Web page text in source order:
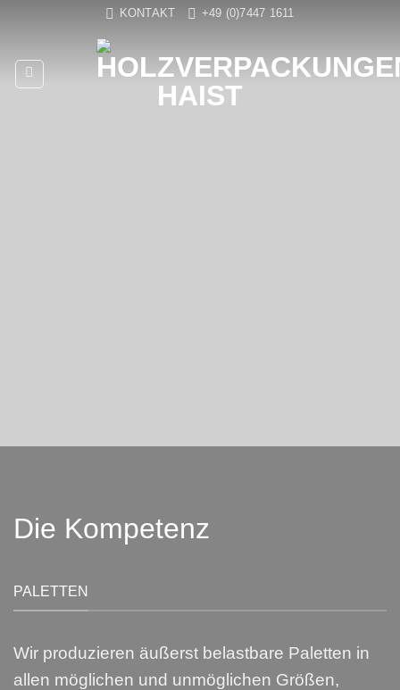
KONTAKT +49 (0)7447 1611
Die Kompetenz
PALETTEN
Wir produzieren äußerst belastbare Paletten in
allen möglichen und unmöglichen Größen,